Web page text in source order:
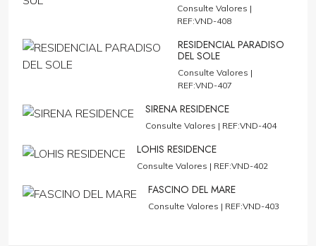
Consulte Valores |
REF:VND-408
RESIDENCIAL PARADISO
DEL SOLE
Consulte Valores |
REF:VND-407
SIRENA RESIDENCE
Consulte Valores | REF:VND-404
LOHIS RESIDENCE
Consulte Valores | REF:VND-402
FASCINO DEL MARE
Consulte Valores | REF:VND-403